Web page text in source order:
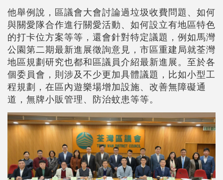
他舉例說，區議會大會討論過垃圾收費問題、如何
與關愛隊合作進行關愛活動、如何設立有地區特色
的打卡位方案等等，還會針對特定議題，例如馬灣
公園第二期最新進展徵詢意見，市區重建局就荃灣
地區規劃研究也都和區議員介紹最新進展。至於各
個委員會，則涉及不少更加具體議題，比如小型工
程規劃，在區內遊樂場增加設施、改善無障礙通
道，無牌小販管理、防治蚊患等等。